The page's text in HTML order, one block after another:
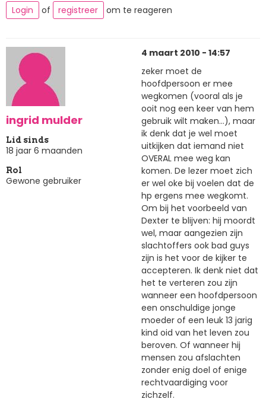
Login
of registreer om te reageren
ingrid mulder
Lid sinds
18 jaar 6 maanden
Rol
Gewone gebruiker
4 maart 2010 - 14:57
zeker moet de
hoofdpersoon er mee
wegkomen (vooral als je
ooit nog een keer van hem
gebruik wilt maken...), maar
ik denk dat je wel moet
uitkijken dat iemand niet
OVERAL mee weg kan
komen. De lezer moet zich
er wel oke bij voelen dat de
hp ergens mee wegkomt.
Om bij het voorbeeld van
Dexter te blijven: hij moordt
wel, maar aangezien zijn
slachtoffers ook bad guys
zijn is het voor de kijker te
accepteren. Ik denk niet dat
het te verteren zou zijn
wanneer een hoofdpersoon
een onschuldige jonge
moeder of een leuk 13 jarig
kind oid van het leven zou
beroven. Of wanneer hij
mensen zou afslachten
zonder enig doel of enige
rechtvaardiging voor
zichzelf.